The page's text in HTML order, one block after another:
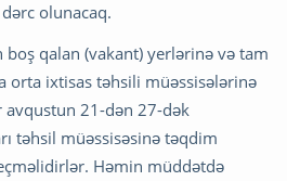
dərc olunacaq.
qalan (vakant) yerlərinə və tam
orta ixtisas təhsili müəssisələrinə
21-dən 27-dək
təhsil müəssisəsinə təqdim
Həmin müddətdə